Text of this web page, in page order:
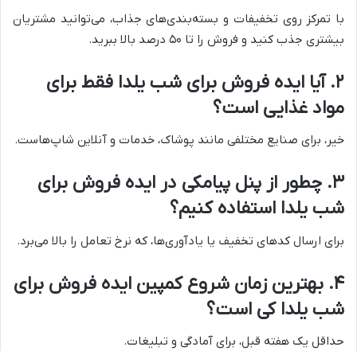
با تمرکز روی تخفیفات و بسته‌بندی‌های جذاب، می‌توانید مشتریان
بیشتری جذب کنید و فروش را تا ۵۰ درصد بالا ببرید.
۲. آیا ایده فروش برای شب یلدا فقط برای
مواد غذایی است؟
خیر، برای صنایع مختلفی مانند پوشاک، خدمات و آنلاین شاپ‌هاست.
۳. چطور از پنل پیامکی در ایده فروش برای
شب یلدا استفاده کنیم؟
برای ارسال کدهای تخفیف یا یادآوری‌ها، که نرخ تعامل را بالا می‌برد.
۴. بهترین زمان شروع کمپین ایده فروش برای
شب یلدا کی است؟
حداقل یک هفته قبل، برای آمادگی و تبلیغات.